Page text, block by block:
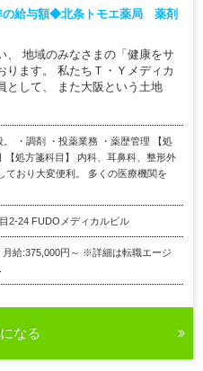
の給与額◆北条トモエ薬局 薬剤
、 地域のみなさまの「健康をサ
ります。 私たちＴ・Ｙメディカ
として、 また大阪という土地
・調剤 ・投薬業務 ・薬歴管理 【処
【処方箋科目】 内科、耳鼻科、整形外
ており大変便利。 多くの医療機関を
2-24 FUDOメディカルビル
月給:375,000円～ ※詳細は転職エージ
なる